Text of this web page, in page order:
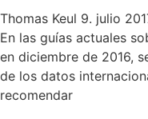
Thomas Keul 9. julio
En las guías actuales
en diciembre de 2016,
de los datos
recomendar